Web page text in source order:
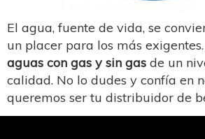
El agua, fuente de vida, se
un placer para los más
aguas con gas y sin gas de un
calidad. No lo dudes y confía en
queremos ser tu distribuidor de